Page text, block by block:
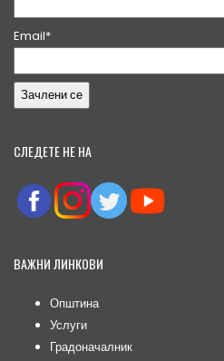
Email*
СЛЕДЕТЕ НЕ НА
ВАЖНИ ЛИНКОВИ
Општина
Услуги
Градоначалник